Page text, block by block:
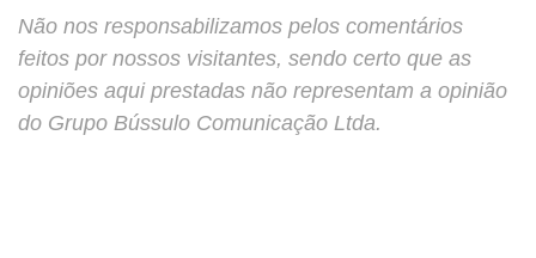
Não nos responsabilizamos pelos comentários
feitos por nossos visitantes, sendo certo que as
opiniões aqui prestadas não representam a opinião
do Grupo Bússulo Comunicação Ltda.